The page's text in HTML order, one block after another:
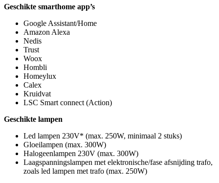
Geschikte smarthome app’s
Google Assistant/Home
Amazon Alexa
Nedis
Trust
Woox
Hombli
Homeylux
Calex
Kruidvat
LSC Smart connect (Action)
Geschikte lampen
Led lampen 230V* (max. 250W, minimaal 2 stuks)
Gloeilampen (max. 300W)
Halogeenlampen 230V (max. 300W)
Laagspanningslampen met elektronische/fase afsnijding trafo,
zoals led lampen met trafo (max. 250W)